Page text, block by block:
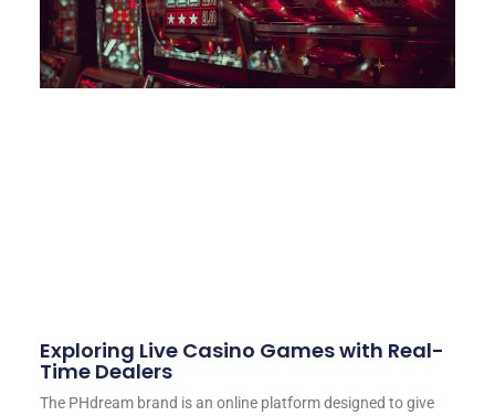
Exploring Live Casino Games with Real-
Time Dealers
The PHdream brand is an online platform designed to give